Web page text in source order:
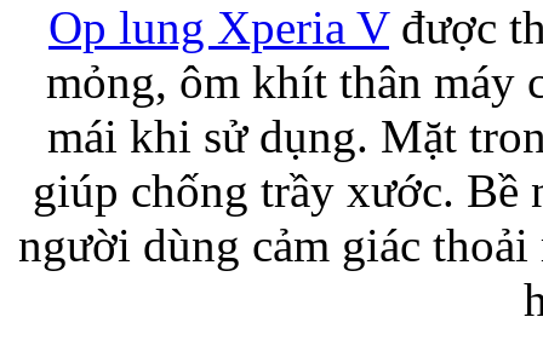
Ốp lưng iPhone
Bao da iPhone 5
Op lung Xperia Vđược
mỏng, ôm khít thân máy
mái khi sử dụng. Mặt
giúp chống trầy xước. Bề
người dùng cảm giác